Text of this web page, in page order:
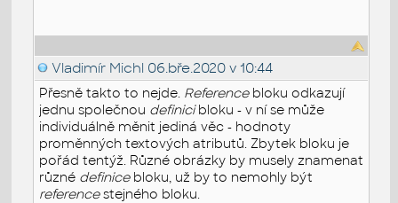
Vladimír Michl 06.bře.2020 v 10:44
Přesně takto to nejde. Reference bloku odkazují
jednu společnou definicibloku - v ní se může
individuálně měnit jediná věc - hodnoty
proměnných textových atributů. Zbytek bloku je
pořád tentýž. Různé obrázky by musely znamenat
různé definice bloku, už by to nemohly být
referencestejného bloku.